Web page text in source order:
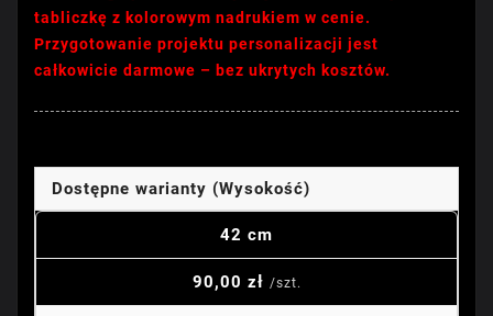
tabliczkę z kolorowym nadrukiem w cenie.
Przygotowanie projektu personalizacji jest
całkowicie darmowe – bez ukrytych kosztów.
Dostępne warianty (Wysokość)
42 cm
90,00 zł /szt.